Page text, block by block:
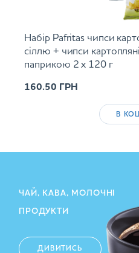
Набір Pafritas чипси
сіллю + чипси
паприкою 2 х 120 г
160.50 ГРН
В
ЧАЙ, КАВА, МОЛОЧНІ
ПРОДУКТИ
ДИВИТИСЬ